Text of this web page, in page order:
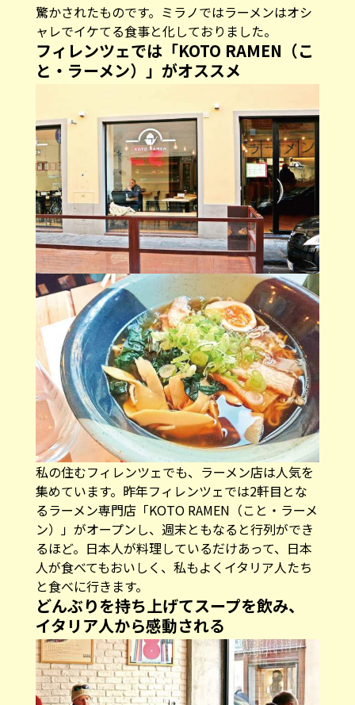
驚かされたものです。ミラノではラーメンはオシ
ャレでイケてる食事と化しておりました。
フィレンツェでは「KOTO RAMEN（こ
と・ラーメン）」がオススメ
私の住むフィレンツェでも、ラーメン店は人気を
集めています。昨年フィレンツェでは2軒目とな
るラーメン専門店「KOTO RAMEN（こと・ラーメ
ン）」がオープンし、週末ともなると行列ができ
るほど。日本人が料理しているだけあって、日本
人が食べてもおいしく、私もよくイタリア人たち
と食べに行きます。
どんぶりを持ち上げてスープを飲み、
イタリア人から感動される